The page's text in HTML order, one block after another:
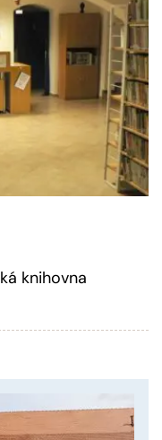
knihovna